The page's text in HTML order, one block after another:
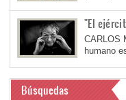
"El
CARLOS
humano
Búsquedas